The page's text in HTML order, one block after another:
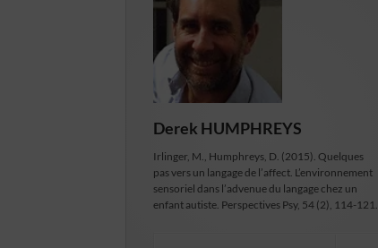
Derek HUMPHREYS
Irlinger, M., Humphreys, D. (2015). Quelques
pas vers un langage de l’affect. L’environnement
sensoriel dans l’advenue du langage chez un
enfant autiste. Perspectives Psy, 54 (2), 114-121.